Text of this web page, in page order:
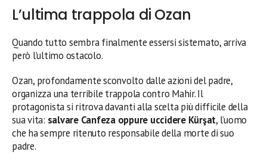
L’ultima trappola di Ozan
Quando tutto sembra finalmente essersi sistemato, arriva
però l’ultimo ostacolo.
Ozan, profondamente sconvolto dalle azioni del padre,
organizza una terribile trappola contro Mahir. Il
protagonista si ritrova davanti alla scelta più difficile della
sua vita: salvare Canfeza oppure uccidere Kürşat, l’uomo
che ha sempre ritenuto responsabile della morte di suo
padre.